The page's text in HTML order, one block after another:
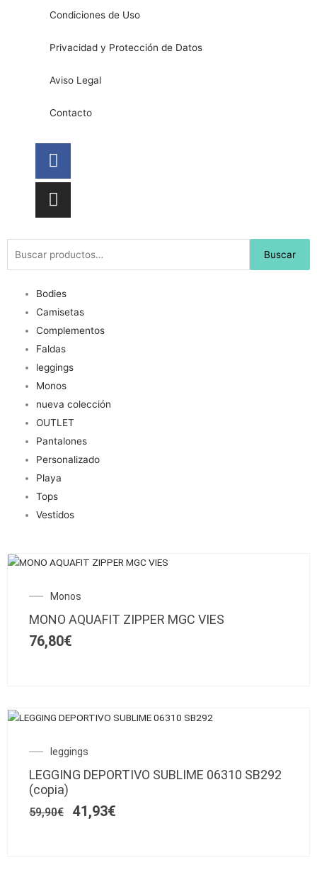
Condiciones de Uso
Privacidad y Protección de Datos
Aviso Legal
Contacto
Facebook
Instagram
por:
Buscar
Bodies
Camisetas
Complementos
Faldas
leggings
Monos
nueva colección
OUTLET
Pantalones
Personalizado
Playa
Tops
Vestidos
Este
múltiples
en
de
Monos
MONO AQUAFIT ZIPPER MGC VIES
76,80€
Este
múltiples
leggings
LEGGING DEPORTIVO SUBLIME 06310 SB292
(copia)
59,90€
El
precio
original
59,90€.
41,93€
precio
actual